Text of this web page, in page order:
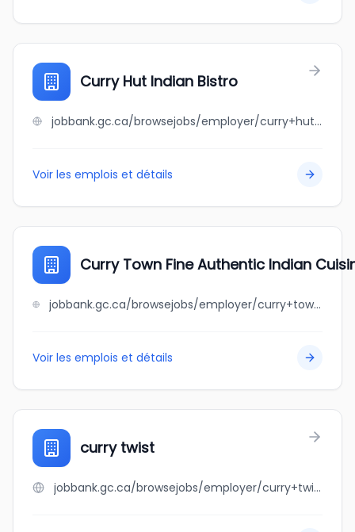
Curry Hut Indian Bistro
jobbank.gc.ca/browsejobs/employer/curry+hut+indian+bistro/ca
Voir les emplois et détails
Curry Town Fine Authentic Indian
jobbank.gc.ca/browsejobs/employer/curry+town+fine+authentic+indian+cuisine+ltd/ca
Voir les emplois et détails
curry twist
jobbank.gc.ca/browsejobs/employer/curry+twist/ca